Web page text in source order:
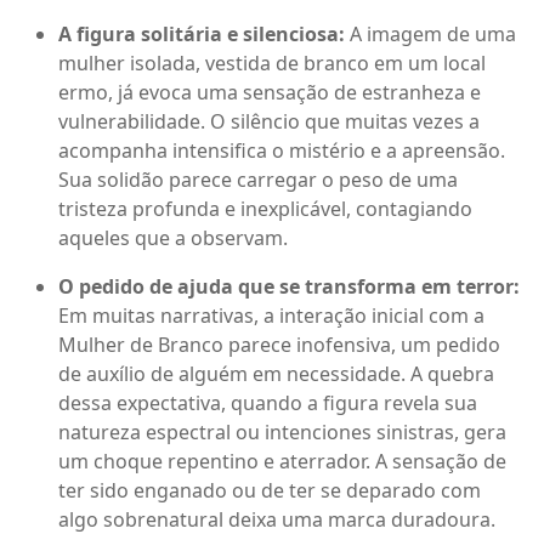
A figura solitária e silenciosa: A imagem de uma
mulher isolada, vestida de branco em um local
ermo, já evoca uma sensação de estranheza e
vulnerabilidade. O silêncio que muitas vezes a
acompanha intensifica o mistério e a apreensão.
Sua solidão parece carregar o peso de uma
tristeza profunda e inexplicável, contagiando
aqueles que a observam.
O pedido de ajuda que se transforma em terror:
Em muitas narrativas, a interação inicial com a
Mulher de Branco parece inofensiva, um pedido
de auxílio de alguém em necessidade. A quebra
dessa expectativa, quando a figura revela sua
natureza espectral ou intenciones sinistras, gera
um choque repentino e aterrador. A sensação de
ter sido enganado ou de ter se deparado com
algo sobrenatural deixa uma marca duradoura.